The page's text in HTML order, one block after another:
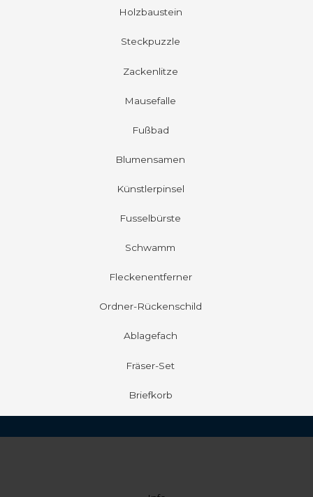
Holzbaustein
Steckpuzzle
Zackenlitze
Mausefalle
Fußbad
Blumensamen
Künstlerpinsel
Fusselbürste
Schwamm
Fleckenentferner
Ordner-Rückenschild
Ablagefach
Fräser-Set
Briefkorb